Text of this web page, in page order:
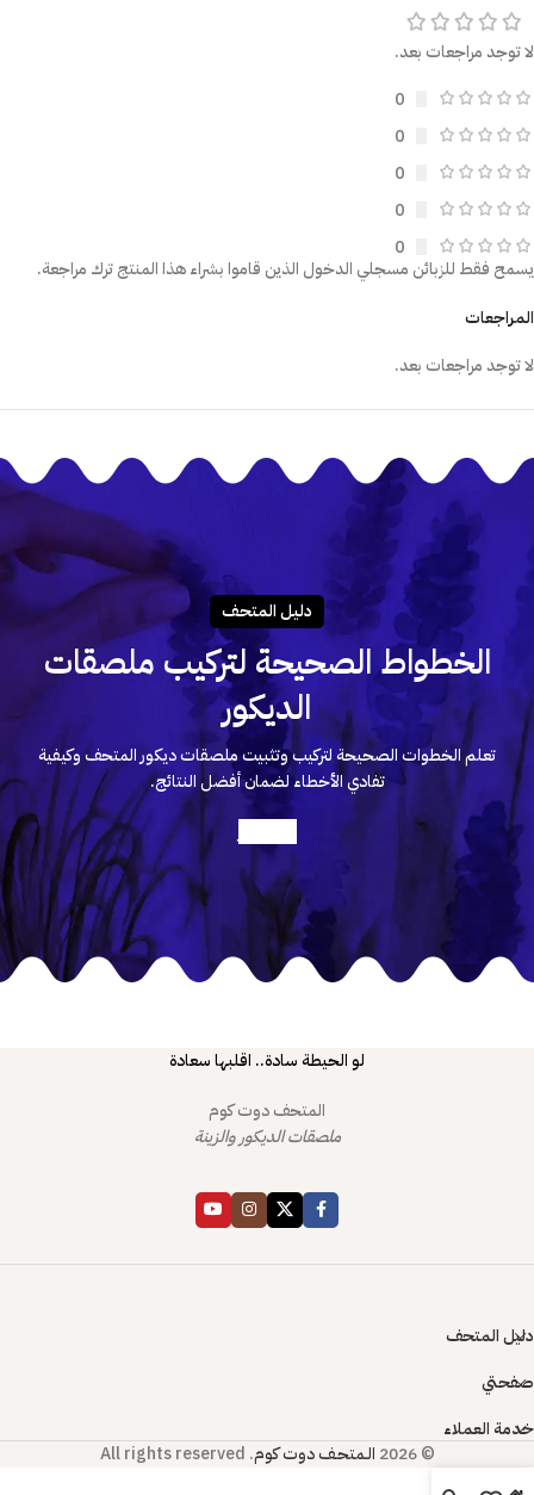
لا توجد مراجعات بعد.
0
0
0
0
0
المراجعات
لا توجد مراجعات بعد.
يسمح فقط للزبائن مسجلي الدخول الذين قاموا بشراء هذا المنتج ترك مراجعة.
دليـل المتحـف
الخطواط الصحيحة لتركيب ملصقات
الديكور
تعلم الخطوات الصحيحة لتركيب وتثبيت ملصقات ديكور المتحف وكيفية
تفادي الأخطاء لضمان أفضل النتائج.
لو الحيطة سادة.. اقلبها سعادة
المتحف دوت كوم
ملصقات الديكور والزينة
دليل المتحف
صفحتي
خدمة العملاء
© 2026
الـمتحـف دوت كوم. All rights reserved